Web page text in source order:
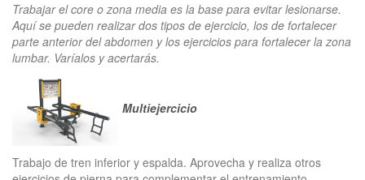
Trabajar el core o zona media es la base para evitar lesionarse.
Aquí se pueden realizar dos tipos de ejercicio, los de fortalecer
parte anterior del abdomen y los ejercicios para fortalecer la zona
lumbar. Varíalos y acertarás.
Multiejercicio
Trabajo de tren inferior y espalda. Aprovecha y realiza otros